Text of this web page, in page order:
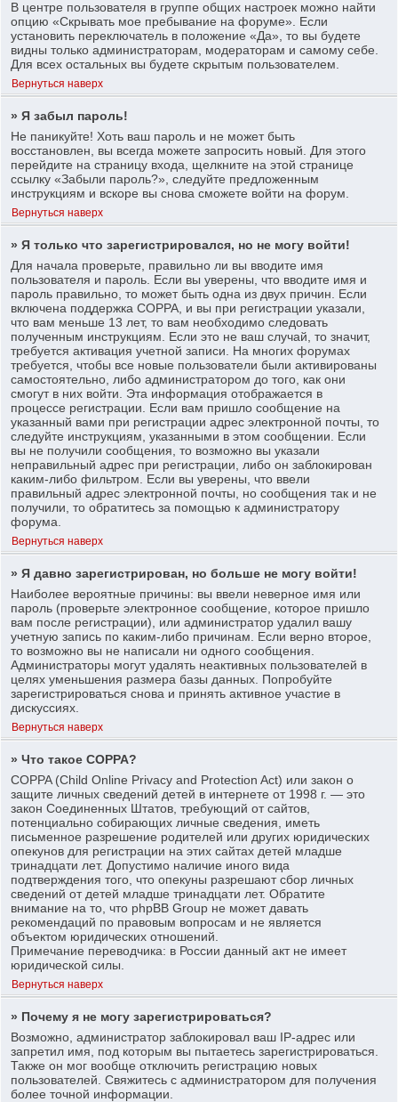
В центре пользователя в группе общих настроек можно найти
опцию «Скрывать мое пребывание на форуме». Если
установить переключатель в положение «Да», то вы будете
видны только администраторам, модераторам и самому себе.
Для всех остальных вы будете скрытым пользователем.
Вернуться наверх
» Я забыл пароль!
Не паникуйте! Хоть ваш пароль и не может быть
восстановлен, вы всегда можете запросить новый. Для этого
перейдите на страницу входа, щелкните на этой странице
ссылку «Забыли пароль?», следуйте предложенным
инструкциям и вскоре вы снова сможете войти на форум.
Вернуться наверх
» Я только что зарегистрировался, но не могу войти!
Для начала проверьте, правильно ли вы вводите имя
пользователя и пароль. Если вы уверены, что вводите имя и
пароль правильно, то может быть одна из двух причин. Если
включена поддержка COPPA, и вы при регистрации указали,
что вам меньше 13 лет, то вам необходимо следовать
полученным инструкциям. Если это не ваш случай, то значит,
требуется активация учетной записи. На многих форумах
требуется, чтобы все новые пользователи были активированы
самостоятельно, либо администратором до того, как они
смогут в них войти. Эта информация отображается в
процессе регистрации. Если вам пришло сообщение на
указанный вами при регистрации адрес электронной почты, то
следуйте инструкциям, указанными в этом сообщении. Если
вы не получили сообщения, то возможно вы указали
неправильный адрес при регистрации, либо он заблокирован
каким-либо фильтром. Если вы уверены, что ввели
правильный адрес электронной почты, но сообщения так и не
получили, то обратитесь за помощью к администратору
форума.
Вернуться наверх
» Я давно зарегистрирован, но больше не могу войти!
Наиболее вероятные причины: вы ввели неверное имя или
пароль (проверьте электронное сообщение, которое пришло
вам после регистрации), или администратор удалил вашу
учетную запись по каким-либо причинам. Если верно второе,
то возможно вы не написали ни одного сообщения.
Администраторы могут удалять неактивных пользователей в
целях уменьшения размера базы данных. Попробуйте
зарегистрироваться снова и принять активное участие в
дискуссиях.
Вернуться наверх
» Что такое COPPA?
COPPA (Child Online Privacy and Protection Act) или закон о
защите личных сведений детей в интернете от 1998 г. — это
закон Соединенных Штатов, требующий от сайтов,
потенциально собирающих личные сведения, иметь
письменное разрешение родителей или других юридических
опекунов для регистрации на этих сайтах детей младше
тринадцати лет. Допустимо наличие иного вида
подтверждения того, что опекуны разрешают сбор личных
сведений от детей младше тринадцати лет. Обратите
внимание на то, что phpBB Group не может давать
рекомендаций по правовым вопросам и не является
объектом юридических отношений.
Примечание переводчика: в России данный акт не имеет
юридической силы.
Вернуться наверх
» Почему я не могу зарегистрироваться?
Возможно, администратор заблокировал ваш IP-адрес или
запретил имя, под которым вы пытаетесь зарегистрироваться.
Также он мог вообще отключить регистрацию новых
пользователей. Свяжитесь с администратором для получения
более точной информации.